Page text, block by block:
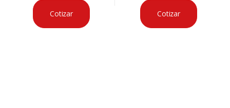
Cotizar Cotizar